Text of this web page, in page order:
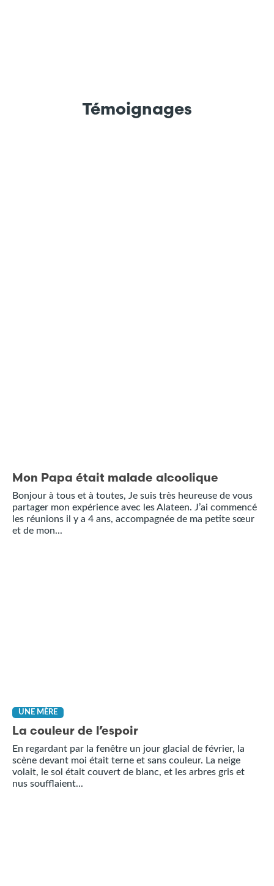
Témoignages
Mon Papa était malade alcoolique
Bonjour à tous et à toutes, Je suis très heureuse de vous
partager mon expérience avec les Alateen. J’ai commencé
les réunions il y a 4 ans, accompagnée de ma petite sœur
et de mon...
UNE MÈRE
La couleur de l’espoir
En regardant par la fenêtre un jour glacial de février, la
scène devant moi était terne et sans couleur. La neige
volait, le sol était couvert de blanc, et les arbres gris et
nus soufflaient...